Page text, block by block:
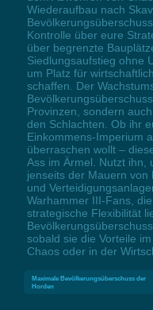
Wiederaufbau nach
Kontrolle über eure
über begrenzte
Siedlungsaufstieg ohne
um Platz für
schaffen. Der
Provinzen, sondern
den Schlachten. Ob ihr
Einkommens-Imperium
überraschen wollt –
Ass im Ärmel. Nutzt ihn,
jenseits der Mauern von
und
Warhammer III-Fans,
strategische Flexibilität
sobald sie die Vorteile
Chaos oder in der
Maximale Bevölkerungsüberschuss der
Horden